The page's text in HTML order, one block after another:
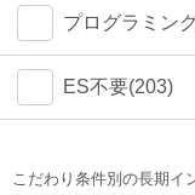
プログラミン
ES不要(203)
こだわり条件別の長期イ